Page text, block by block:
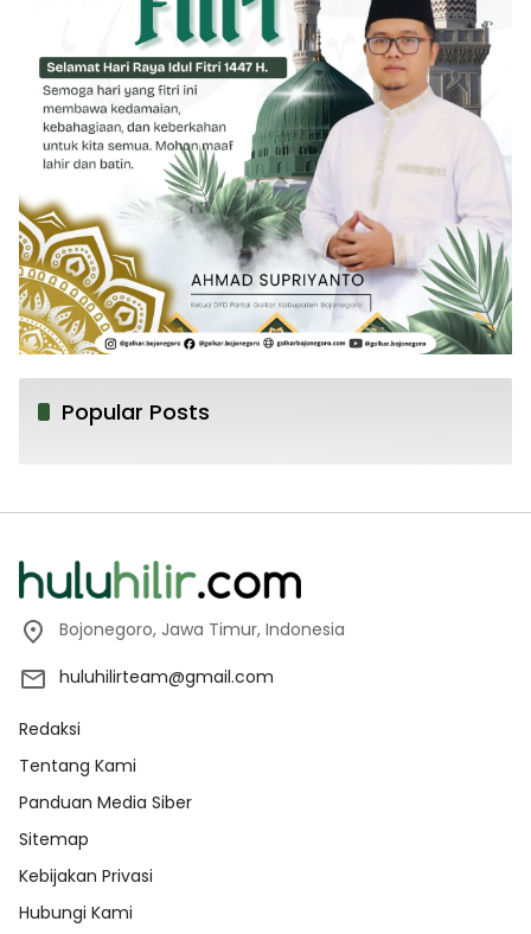
Popular Posts
Bojonegoro, Jawa Timur, Indonesia
huluhilirteam@gmail.com
Redaksi
Tentang Kami
Panduan Media Siber
Sitemap
Kebijakan Privasi
Hubungi Kami